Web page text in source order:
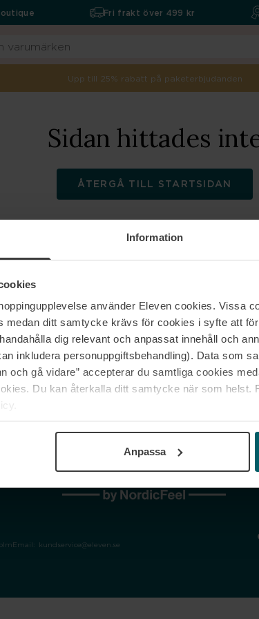
Information
använder Eleven cookies. Vissa
medan ditt samtycke krävs för cookies i syfte att
dig relevant och anpassat innehåll och
inkludera personuppgiftsbehandling). Data som
och gå vidare” accepterar du samtliga cookies
Du kan återkalla ditt samtycke när som helst.
Anpassa
Fri frakt över 499 kr
Upp till 25% rabatt på paketerbjudanden
Sidan hittades
ÅTERGÅ TILL STARTSIDAN
Om oss
Jobba hos oss
Våra varumärken
Email: kundservice@eleven.se